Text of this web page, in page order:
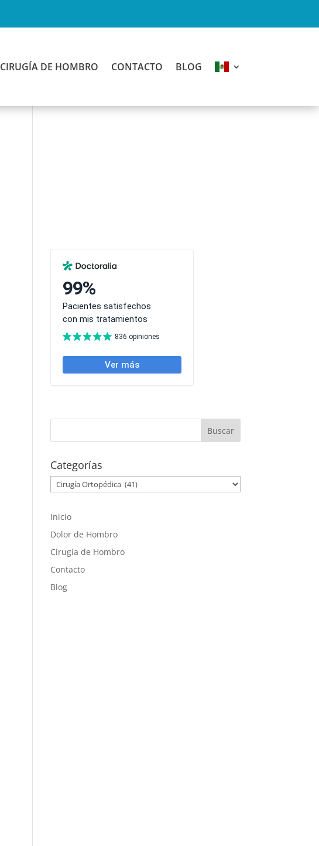
CIRUGÍA DE HOMBRO CONTACTO BLOG
Categorías
Categorías
Inicio
Dolor de Hombro
Cirugía de Hombro
Contacto
Blog